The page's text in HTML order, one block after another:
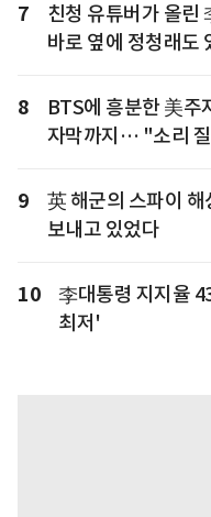
7
친청 유튜버가 올린
바로 옆에 정청래도
8
BTS에 흥분한 美주
자막까지… "소리
9
英 해군의 스파이
보내고 있었다
10
李대통령 지지율
최저'